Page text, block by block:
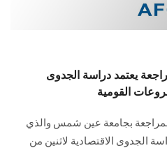
يعتمد دراسة الجدوى
القومية
بجامعة عين شمس والذي
الجدوى الاقتصادية لاثنين من